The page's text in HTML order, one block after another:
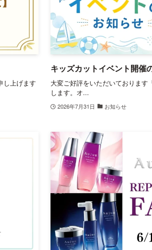
し上げます
キッズカットイベント開催
大変ご好評をいただいております
します。オ...
2026年7月31日 お知らせ